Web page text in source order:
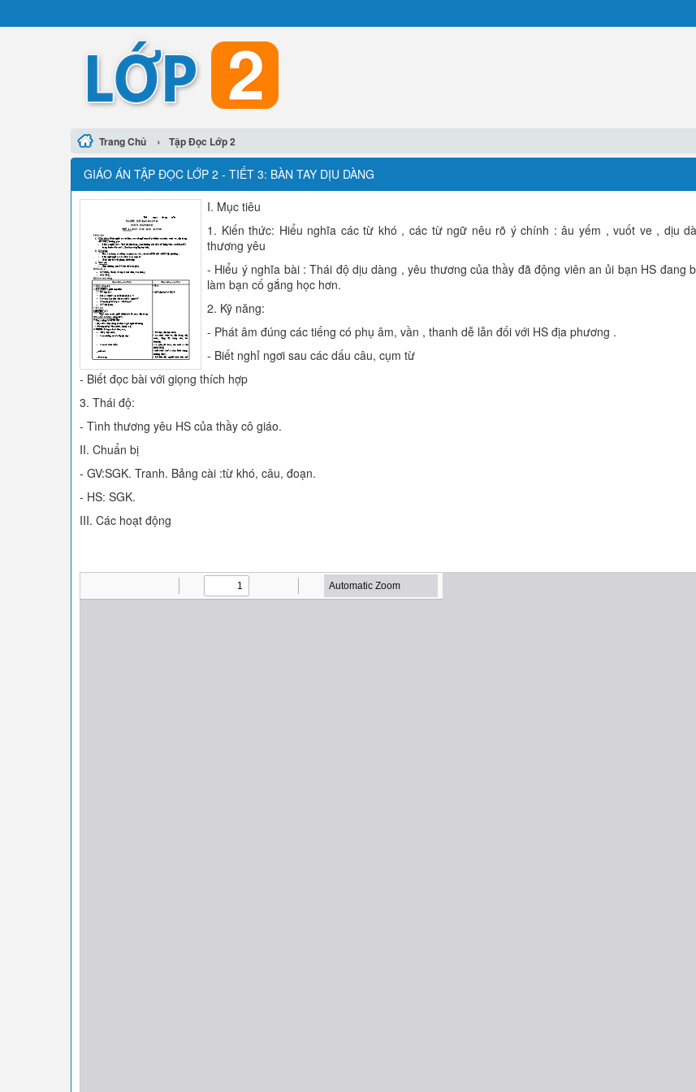
Trang Chủ › Tập Đọc Lớp 2
GIÁO ÁN TẬP ĐỌC LỚP 2 - TIẾT 3: BÀN TAY DỊU DÀNG
I. Mục tiêu
1. Kiến thức: Hiểu nghĩa các từ khó , các từ ngữ nêu rõ ý chính : âu yếm , vuốt ve , dịu
thương yêu
- Hiểu ý nghĩa bài : Thái độ dịu dàng , yêu thương của thầy đã động viên an ủi bạn HS đang
làm bạn cố gắng học hơn.
2. Kỹ năng:
- Phát âm đúng các tiếng có phụ âm, vần , thanh dễ lẫn đối với HS địa phương .
- Biết nghỉ ngơi sau các dấu câu, cụm từ
- Biết đọc bài với giọng thích hợp
3. Thái độ:
- Tình thương yêu HS của thầy cô giáo.
II. Chuẩn bị
- GV:SGK. Tranh. Bảng cài :từ khó, câu, đoạn.
- HS: SGK.
III. Các hoạt động